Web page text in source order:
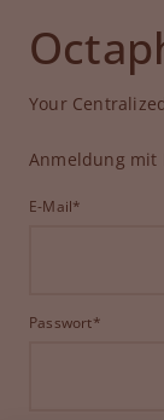
Your
Anmeldung mit
E-Mail*
Passwort*